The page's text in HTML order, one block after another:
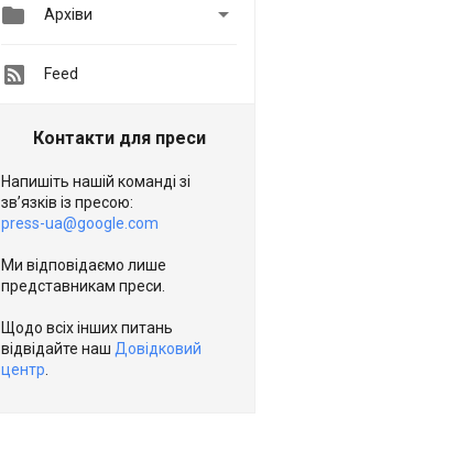
 Архіви 
Feed
Контакти для преси
Напишіть нашій команді зі
зв’язків із пресою:
press-ua@google.com
Ми відповідаємо лише
представникам преси.
Щодо всіх інших питань
відвідайте наш Довідковий
центр